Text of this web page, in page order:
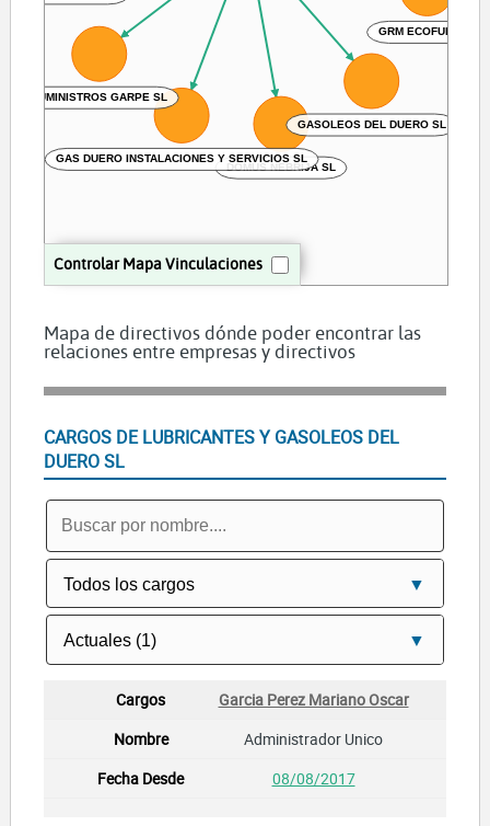
Controlar Mapa Vinculaciones
DOMUS NEBRIJA SL
GRM ECOFUEL SL
GAS DUERO INSTALACIONES Y SERVICIOS SL
GASOLEOS DEL DUERO SL
SUMINISTROS GARPE SL
Mapa de directivos dónde poder encontrar las
relaciones entre empresas y directivos
CARGOS DE LUBRICANTES Y GASOLEOS DEL
DUERO SL
Garcia Perez Mariano Oscar
Administrador Unico
08/08/2017